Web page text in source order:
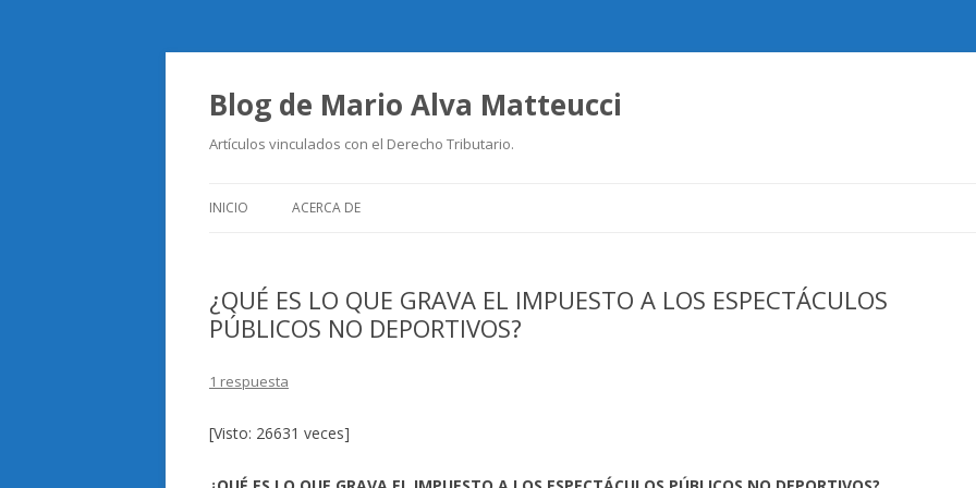
Blog de Mario Alva Matteucci
Artículos vinculados con el Derecho Tributario.
INICIO ACERCA DE
¿QUÉ ES LO QUE GRAVA EL IMPUESTO A LOS ESPECTÁCULOS
PÚBLICOS NO DEPORTIVOS?
1 respuesta
[Visto: 26631 veces]